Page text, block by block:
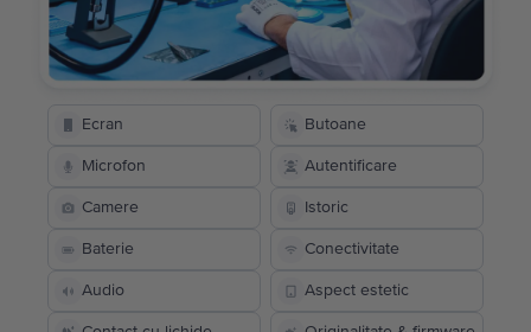
Ecran Butoane
Microfon Autentificare
Camere Istoric
Baterie Conectivitate
Audio Aspect estetic